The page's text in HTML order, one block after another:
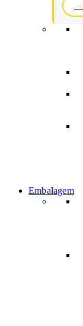
Embalagem